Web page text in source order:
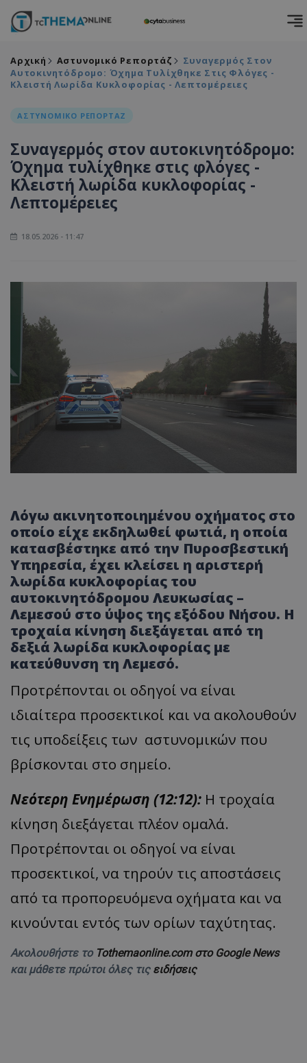
Αρχική Αστυνομικό Ρεπορτάζ
Συναγερμός Στον
Αυτοκινητόδρομο: Όχημα Τυλίχθηκε Στις Φλόγες -
Κλειστή Λωρίδα Κυκλοφορίας - Λεπτομέρειες
ΑΣΤΥΝΟΜΙΚΟ ΡΕΠΟΡΤΑΖ
Συναγερμός στον αυτοκινητόδρομο:
Όχημα τυλίχθηκε στις φλόγες -
Κλειστή λωρίδα κυκλοφορίας -
Λεπτομέρειες
18.05.2026 - 11:47
Λόγω ακινητοποιημένου οχήματος στο
οποίο είχε εκδηλωθεί φωτιά, η οποία
κατασβέστηκε από την Πυροσβεστική
Υπηρεσία, έχει κλείσει η αριστερή
λωρίδα κυκλοφορίας του
αυτοκινητόδρομου Λευκωσίας –
Λεμεσού στο ύψος της εξόδου Νήσου. Η
τροχαία κίνηση διεξάγεται από τη
δεξιά λωρίδα κυκλοφορίας με
κατεύθυνση τη Λεμεσό.
Προτρέπονται οι οδηγοί να είναι
ιδιαίτερα προσεκτικοί και να ακολουθούν
τις υποδείξεις των αστυνομικών που
βρίσκονται στο σημείο.
Νεότερη Ενημέρωση (12:12): Η τροχαία
κίνηση διεξάγεται πλέον ομαλά.
Προτρέπονται οι οδηγοί να είναι
προσεκτικοί, να τηρούν τις αποστάσεις
από τα προπορευόμενα οχήματα και να
κινούνται εντός των ορίων ταχύτητας.
Ακολουθήστε το Tothemaonline.com στο Google News
και μάθετε πρώτοι όλες τις ειδήσεις